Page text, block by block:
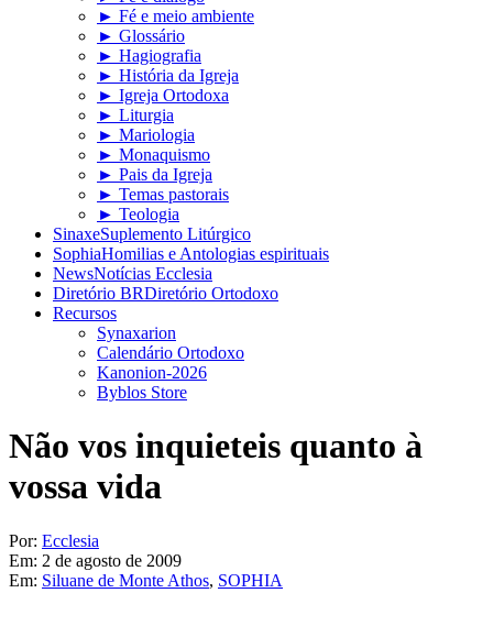
► Fé e meio ambiente
► Glossário
► Hagiografia
► História da Igreja
► Igreja Ortodoxa
► Liturgia
► Mariologia
► Monaquismo
► Pais da Igreja
► Temas pastorais
► Teologia
SinaxeSuplemento Litúrgico
SophiaHomilias e Antologias espirituais
NewsNotícias Ecclesia
Diretório BRDiretório Ortodoxo
Recursos
Synaxarion
Calendário Ortodoxo
Kanonion-2026
Byblos Store
Não vos inquieteis quanto à
vossa vida
Por: Ecclesia
Em: 2 de agosto de 2009
Em: Siluane de Monte Athos, SOPHIA